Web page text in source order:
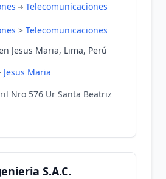
Telecomunicaciones
> Telecomunicaciones
Jesus Maria, Lima, Perú
Jesus Maria
Nro 576 Ur Santa Beatriz
S.A.C.